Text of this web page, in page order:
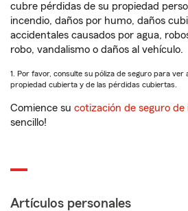
cubre pérdidas de su propiedad
incendio, daños por humo, daños
accidentales causados por agua,
robo, vandalismo o daños al vehículo.
1. Por favor, consulte su póliza de seguro para ver
propiedad cubierta y de las pérdidas cubiertas.
Comience su cotización de seguro de
sencillo!
Artículos personales